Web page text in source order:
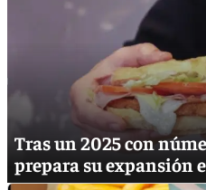
Tras un 2025 con
prepara su expansión